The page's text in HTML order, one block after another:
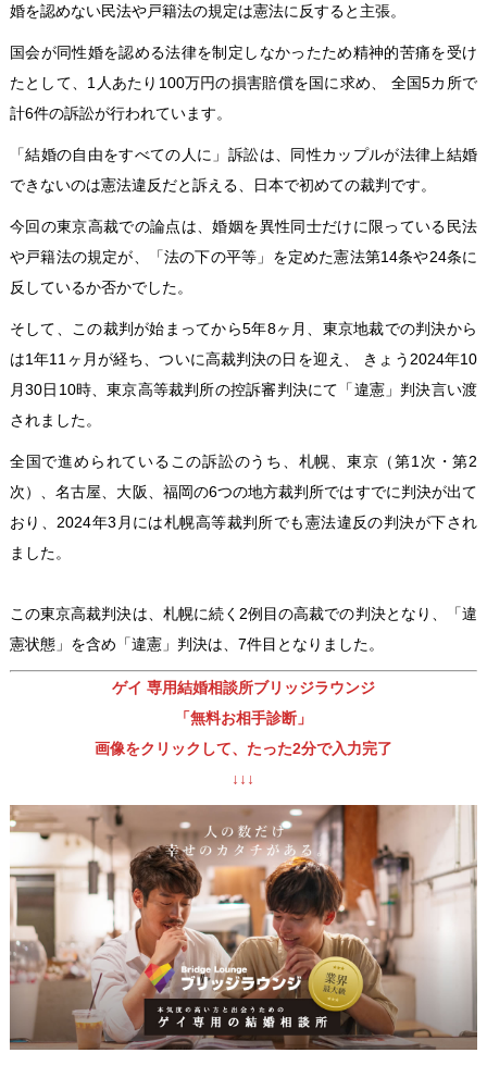
婚を認めない民法や戸籍法の規定は憲法に反すると主張。
国会が同性婚を認める法律を制定しなかったため精神的苦痛を受け
たとして、1人あたり100万円の損害賠償を国に求め、 全国5カ所で
計6件の訴訟が行われています。
「結婚の自由をすべての人に」訴訟は、同性カップルが法律上結婚
できないのは憲法違反だと訴える、日本で初めての裁判です。
今回の東京高裁での論点は、婚姻を異性同士だけに限っている民法
や戸籍法の規定が、「法の下の平等」を定めた憲法第14条や24条に
反しているか否かでした。
そして、この裁判が始まってから5年8ヶ月、東京地裁での判決から
は1年11ヶ月が経ち、ついに高裁判決の日を迎え、 きょう2024年10
月30日10時、東京高等裁判所の控訴審判決にて「違憲」判決言い渡
されました。
全国で進められているこの訴訟のうち、札幌、東京（第1次・第2
次）、名古屋、大阪、福岡の6つの地方裁判所ではすでに判決が出て
おり、2024年3月には札幌高等裁判所でも憲法違反の判決が下され
ました。
この東京高裁判決は、札幌に続く2例目の高裁での判決となり、「違
憲状態」を含め「違憲」判決は、7件目となりました。
ゲイ 専用結婚相談所ブリッジラウンジ
「無料お相手診断」
画像をクリックして、たった2分で入力完了
↓↓↓